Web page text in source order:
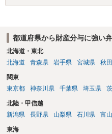
都道府県から財産分与に強い
北海道・東北
北海道
青森県 岩手県 宮城県 秋
関東
東京都
神奈川県 千葉県 埼玉県
北陸・甲信越
新潟県
長野県 山梨県 石川県 富
東海